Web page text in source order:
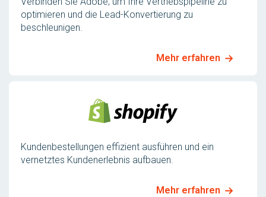
optimieren und die Lead-Konvertierung zu
beschleunigen.
Mehr erfahren
Kundenbestellungen effizient ausführen und ein
vernetztes Kundenerlebnis aufbauen.
Mehr erfahren